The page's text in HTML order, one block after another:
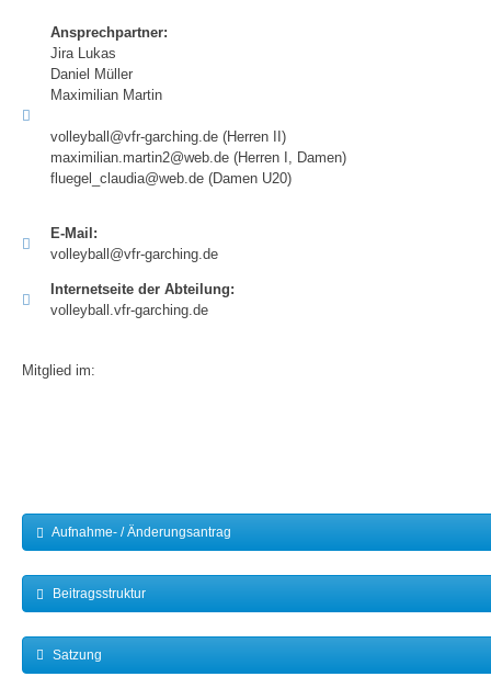
Ansprechpartner:
Jira Lukas
Daniel Müller
Maximilian Martin
volleyball@vfr-garching.de (Herren II)
maximilian.martin2@web.de (Herren I, Damen)
fluegel_claudia@web.de (Damen U20)
E-Mail:
volleyball@vfr-garching.de
Internetseite der Abteilung:
volleyball.vfr-garching.de
Mitglied im:
Aufnahme- / Änderungsantrag
Beitragsstruktur
Satzung